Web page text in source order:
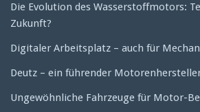
Die Evolution des Wasserstoffmotors:
Zukunft?
Digitaler Arbeitsplatz – auch für
Deutz – ein führender
Ungewöhnliche Fahrzeuge für Motor-